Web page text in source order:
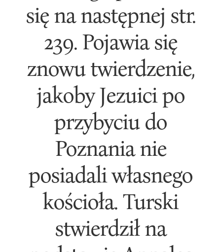
się na następnej str.
239. Pojawia się
znowu twierdzenie,
jakoby Jezuici po
przybyciu do
Poznania nie
posiadali własnego
kościoła. Turski
stwierdził na